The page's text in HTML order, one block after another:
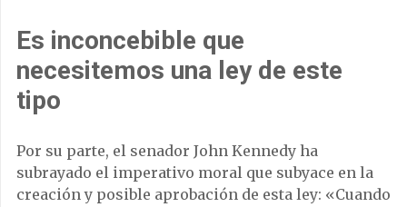
Es inconcebible que
necesitemos una ley de este
tipo
Por su parte, el senador John Kennedy ha
subrayado el imperativo moral que subyace en la
creación y posible aprobación de esta ley: «Cuando